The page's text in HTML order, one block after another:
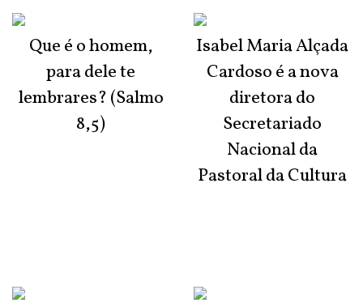
Que é o homem,
para dele te
lembrares? (Salmo
8,5)
Isabel Maria Alçada
Cardoso é a nova
diretora do
Secretariado
Nacional da
Pastoral da Cultura